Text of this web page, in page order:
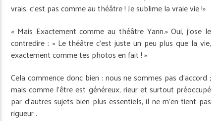
vrais, c’est pas comme au théâtre ! Je sublime la vraie vie !»
« Mais Exactement comme au théâtre Yann.» Oui, j’ose le
contredire : « Le théâtre c’est juste un peu plus que la vie,
exactement comme tes photos en fait ! »
Cela commence donc bien : nous ne sommes pas d’accord ;
mais comme l’être est généreux, rieur et surtout préoccupé
par d’autres sujets bien plus essentiels, il ne m’en tient pas
rigueur .